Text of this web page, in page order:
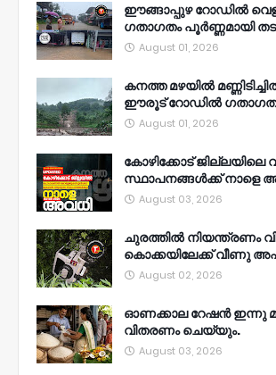
ഈങ്ങാപ്പുഴ റോഡിൽ
ഗതാഗതം പൂർണ്ണമായി
August 01, 2026
കനത്ത മഴയിൽ
ഈരൂട് റോഡിൽ ഗതാഗത
August 01, 2026
കോഴിക്കോട് ജില്ലയിലെ
സ്ഥാപനങ്ങൾക്ക് നാളെ
August 03, 2026
ചുരത്തിൽ നിയന്ത്രണം
കൊക്കയിലേക്ക് വീണു
August 02, 2026
ഓണക്കാല റേഷൻ ഇന്നു
വിതരണം ചെയ്യും.
August 03, 2026